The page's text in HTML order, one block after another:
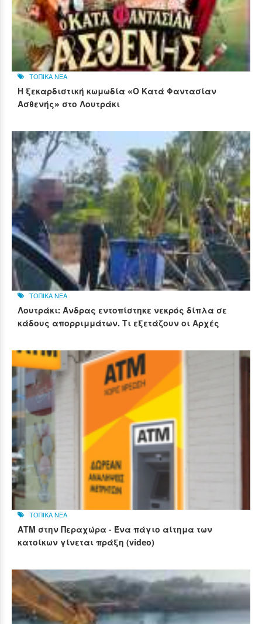
ΤΟΠΙΚΑ ΝΕΑ
Η ξεκαρδιστική κωμωδία «Ο Κατά Φαντασίαν
Ασθενής» στο Λουτράκι
ΤΟΠΙΚΑ ΝΕΑ
Λουτράκι: Άνδρας εντοπίστηκε νεκρός δίπλα σε
κάδους απορριμμάτων. Τι εξετάζουν οι Αρχές
ΤΟΠΙΚΑ ΝΕΑ
ΑΤΜ στην Περαχώρα - Ένα πάγιο αίτημα των
κατοίκων γίνεται πράξη (video)